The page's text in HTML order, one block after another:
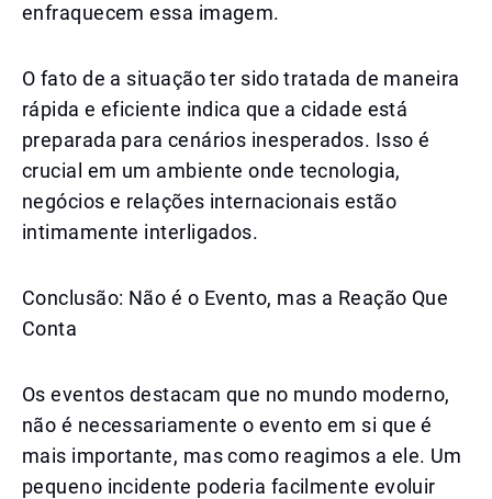
enfraquecem essa imagem.
O fato de a situação ter sido tratada de maneira
rápida e eficiente indica que a cidade está
preparada para cenários inesperados. Isso é
crucial em um ambiente onde tecnologia,
negócios e relações internacionais estão
intimamente interligados.
Conclusão: Não é o Evento, mas a Reação Que
Conta
Os eventos destacam que no mundo moderno,
não é necessariamente o evento em si que é
mais importante, mas como reagimos a ele. Um
pequeno incidente poderia facilmente evoluir